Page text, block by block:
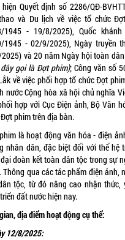
hiện Quyết định số 2286/QĐ-
và Du lịch về việc tổ chức
1945 - 19/8/2025), Quốc
1945 - 02/9/2025), Ngày truyền
và 20 năm Ngày hội toàn
gọi là Đợt phim); Công văn số
về việc phối hợp tổ chức Đợt
nước Cộng hòa xã hội chủ nghĩa
hợp với Cục Điện ảnh, Bộ Văn
phim trên địa bàn.
là hoạt động văn hóa - điện
nhân dân, đặc biệt đối với thế hệ
đoàn kết toàn dân tộc trong sự
Thông qua các tác phẩm điện ảnh,
tộc, từ đó nâng cao nhận
đất nước hiện nay.
địa điểm hoạt động cụ thể:
12/8/2025: